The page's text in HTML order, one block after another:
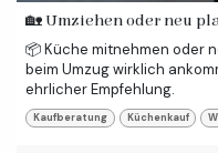
🏡 Umziehen oder neu
📦 Küche mitnehmen oder
beim Umzug wirklich
ehrlicher Empfehlung.
Kaufberatung Küchenkauf